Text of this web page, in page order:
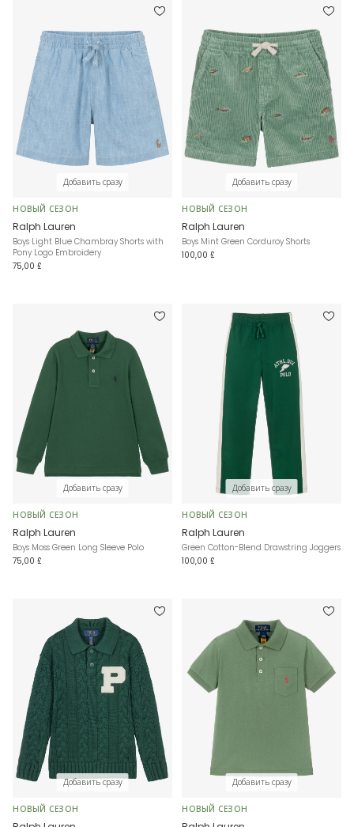
Добавить сразу
НОВЫЙ СЕЗОН
Ralph Lauren
Boys Light Blue Chambray Shorts with
Pony Logo Embroidery
75,00 £
Добавить сразу
НОВЫЙ СЕЗОН
Ralph Lauren
Boys Mint Green Corduroy Shorts
100,00 £
Добавить сразу
НОВЫЙ СЕЗОН
Ralph Lauren
Boys Moss Green Long Sleeve Polo
75,00 £
Добавить сразу
НОВЫЙ СЕЗОН
Ralph Lauren
Green Cotton-Blend Drawstring Joggers
100,00 £
Добавить сразу
НОВЫЙ СЕЗОН
Добавить сразу
НОВЫЙ СЕЗОН